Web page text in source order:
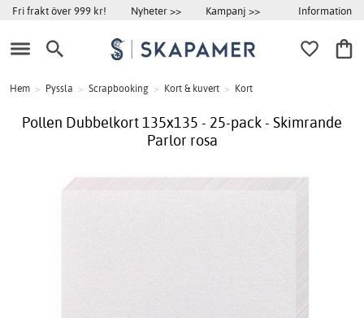
Fri frakt över 999 kr! Nyheter >> Kampanj >> Information
Hem > Pyssla > Scrapbooking > Kort & kuvert > Kort
Pollen Dubbelkort 135x135 - 25-pack - Skimrande
Parlor rosa